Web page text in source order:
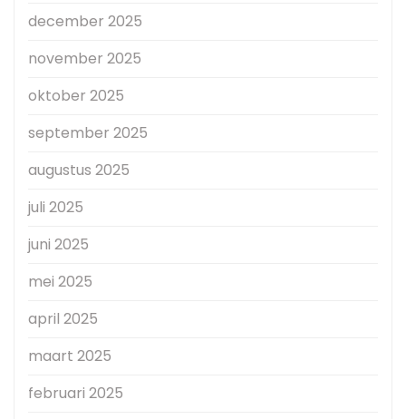
december 2025
november 2025
oktober 2025
september 2025
augustus 2025
juli 2025
juni 2025
mei 2025
april 2025
maart 2025
februari 2025